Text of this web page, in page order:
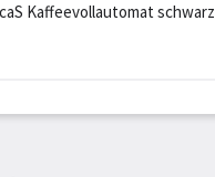
Kaffeevollautomat schwarz